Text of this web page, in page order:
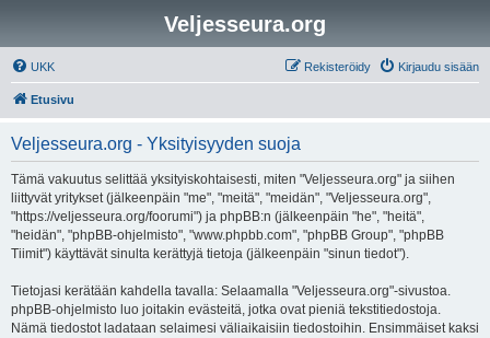
Veljesseura.org
UKK Kirjaudu sisään
Rekisteröidy
Etusivu
Veljesseura.org - Yksityisyyden suoja
Tämä vakuutus selittää yksityiskohtaisesti, miten "Veljesseura.org" ja siihen
liittyvät yritykset (jälkeenpäin "me", "meitä", "meidän", "Veljesseura.org",
"https://veljesseura.org/foorumi") ja phpBB:n (jälkeenpäin "he", "heitä",
"heidän", "phpBB-ohjelmisto", "www.phpbb.com", "phpBB Group", "phpBB
Tiimit") käyttävät sinulta kerättyjä tietoja (jälkeenpäin "sinun tiedot").
Tietojasi kerätään kahdella tavalla: Selaamalla "Veljesseura.org"-sivustoa.
phpBB-ohjelmisto luo joitakin evästeitä, jotka ovat pieniä tekstitiedostoja.
Nämä tiedostot ladataan selaimesi väliaikaisiin tiedostoihin. Ensimmäiset kaksi